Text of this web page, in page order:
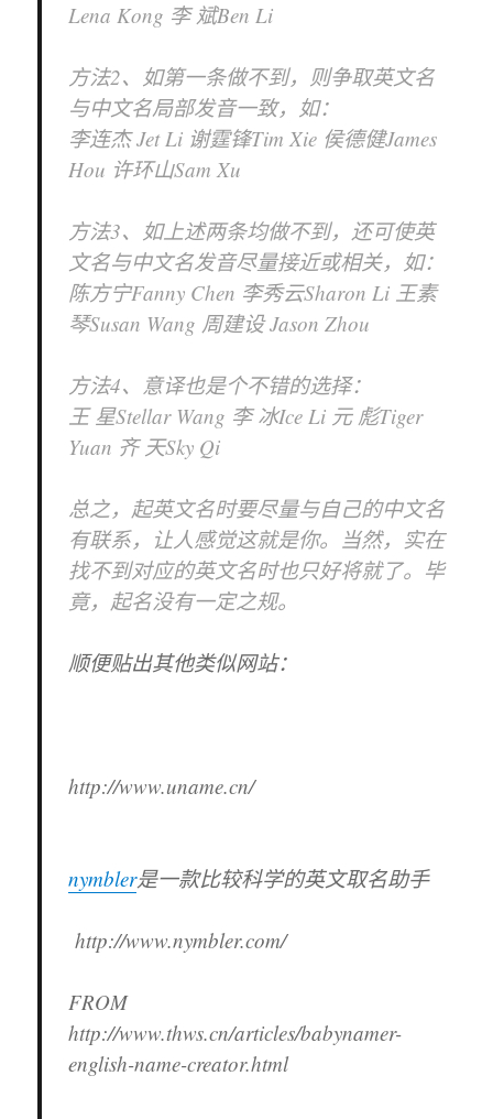
Lena Kong 李 斌Ben Li
方法2、如第一条做不到，则争取英文名
与中文名局部发音一致，如：
李连杰 Jet Li 谢霆锋Tim Xie 侯德健James
Hou 许环山Sam Xu
方法3、如上述两条均做不到，还可使英
文名与中文名发音尽量接近或相关，如：
陈方宁Fanny Chen 李秀云Sharon Li 王素
琴Susan Wang 周建设 Jason Zhou
方法4、意译也是个不错的选择：
王 星Stellar Wang 李 冰Ice Li 元 彪Tiger
Yuan 齐 天Sky Qi
总之，起英文名时要尽量与自己的中文名
有联系，让人感觉这就是你。当然，实在
找不到对应的英文名时也只好将就了。毕
竟，起名没有一定之规。
顺便贴出其他类似网站：
http://www.uname.cn/
nymbler是一款比较科学的英文取名助手
http://www.nymbler.com/
FROM
http://www.thws.cn/articles/babynamer-
english-name-creator.html